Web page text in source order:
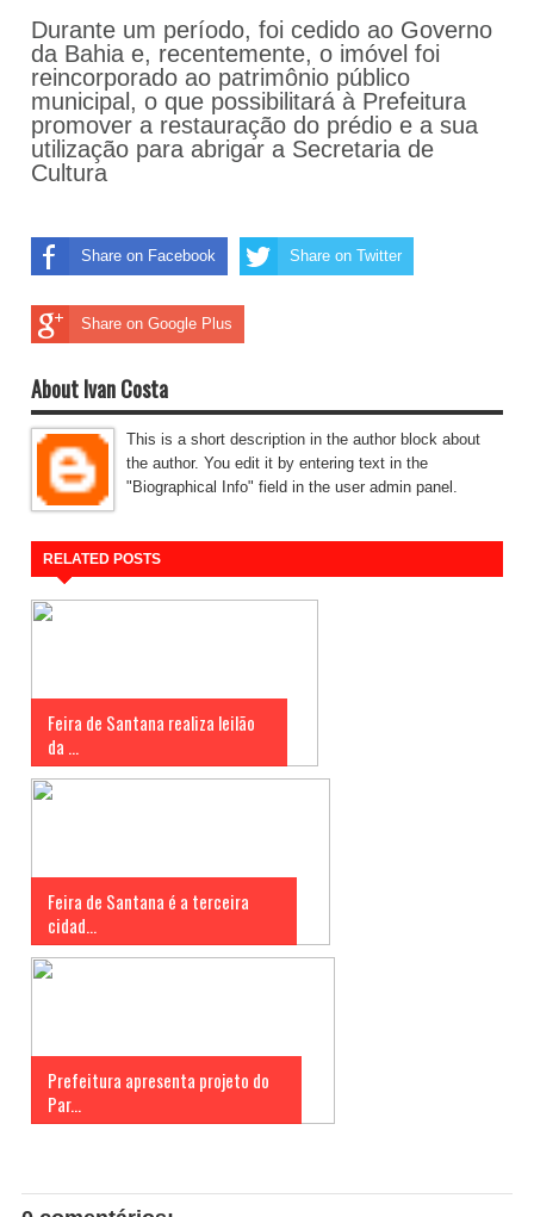
Durante um período, foi cedido ao Governo
da Bahia e, recentemente, o imóvel foi
reincorporado ao patrimônio público
municipal, o que possibilitará à Prefeitura
promover a restauração do prédio e a sua
utilização para abrigar a Secretaria de
Cultura
Share on Facebook Share on Twitter
Share on Google Plus
About Ivan Costa
This is a short description in the author block about
the author. You edit it by entering text in the
"Biographical Info" field in the user admin panel.
RELATED POSTS
Feira de Santana realiza leilão
da ...
Feira de Santana é a terceira
cidad...
Prefeitura apresenta projeto do
Par...